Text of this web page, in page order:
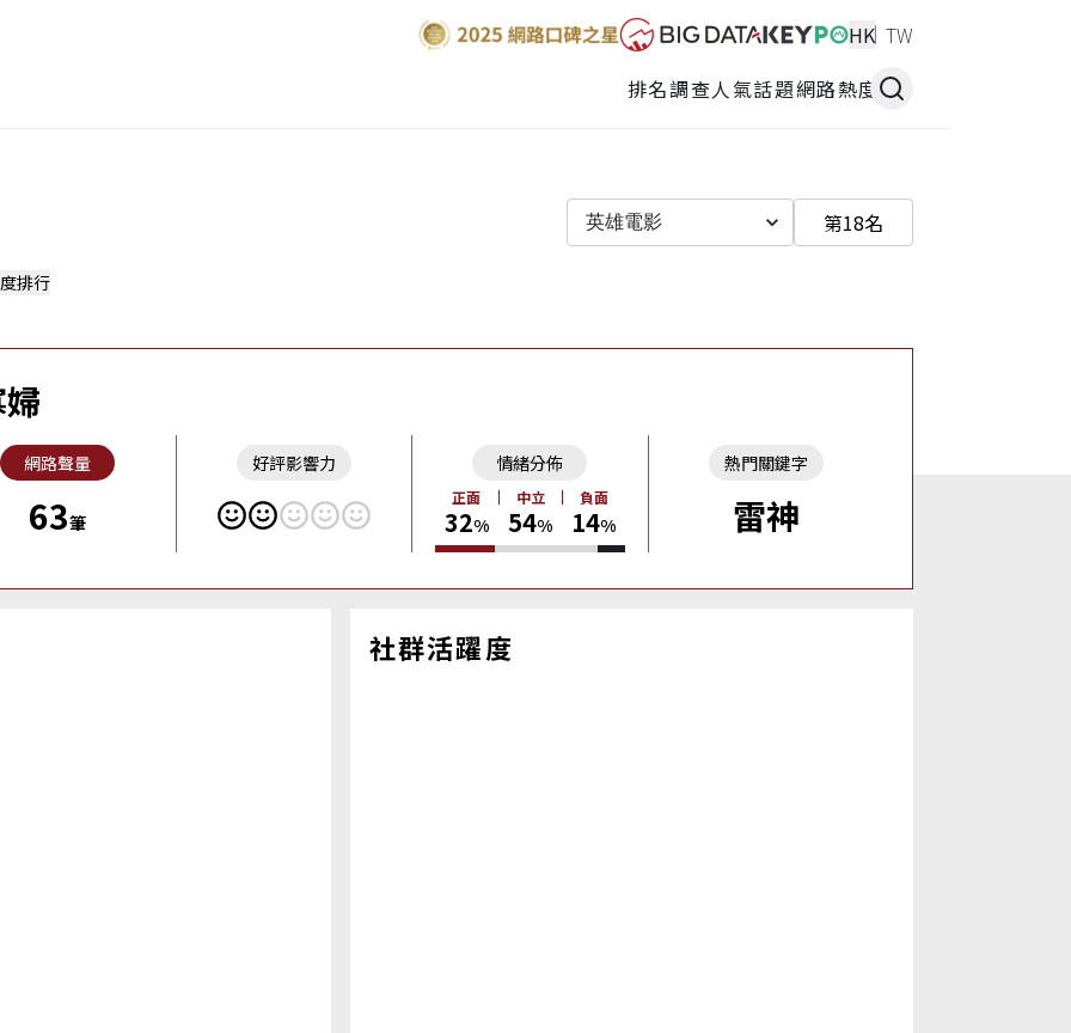
HK TW
排名調查人氣話題網路熱度
英雄電影 第18名
排行
網路聲量
63筆
好評影響力 情緒分佈
正面
32%
中立
54%
負面
14%
熱門關鍵字
雷神
社群活躍度